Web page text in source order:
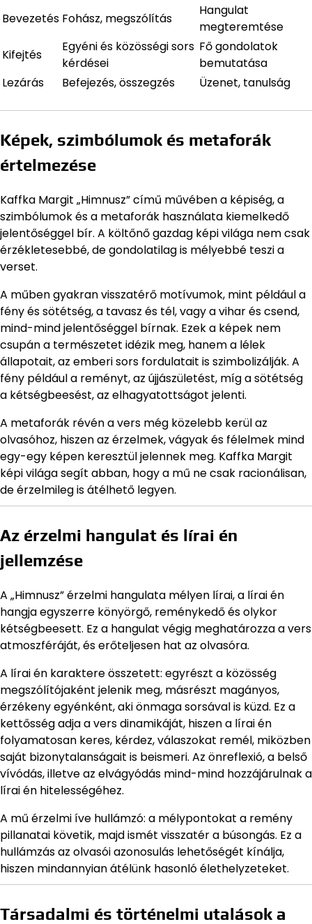
Bevezetés Fohász, megszólítás
Hangulat
megteremtése
Kifejtés
Egyéni és közösségi sors
kérdései
Fő gondolatok
bemutatása
Lezárás
Befejezés, összegzés Üzenet, tanulság
Képek, szimbólumok és metaforák
értelmezése
Kaffka Margit „Himnusz” című művében a képiség, a
szimbólumok és a metaforák használata kiemelkedő
jelentőséggel bír. A költőnő gazdag képi világa nem csak
érzékletesebbé, de gondolatilag is mélyebbé teszi a
verset.
A műben gyakran visszatérő motívumok, mint például a
fény és sötétség, a tavasz és tél, vagy a vihar és csend,
mind-mind jelentőséggel bírnak. Ezek a képek nem
csupán a természetet idézik meg, hanem a lélek
állapotait, az emberi sors fordulatait is szimbolizálják. A
fény például a reményt, az újjászületést, míg a sötétség
a kétségbeesést, az elhagyatottságot jelenti.
A metaforák révén a vers még közelebb kerül az
olvasóhoz, hiszen az érzelmek, vágyak és félelmek mind
egy-egy képen keresztül jelennek meg. Kaffka Margit
képi világa segít abban, hogy a mű ne csak racionálisan,
de érzelmileg is átélhető legyen.
Az érzelmi hangulat és lírai én
jellemzése
A „Himnusz” érzelmi hangulata mélyen lírai, a lírai én
hangja egyszerre könyörgő, reménykedő és olykor
kétségbeesett. Ez a hangulat végig meghatározza a vers
atmoszféráját, és erőteljesen hat az olvasóra.
A lírai én karaktere összetett: egyrészt a közösség
megszólítójaként jelenik meg, másrészt magányos,
érzékeny egyénként, aki önmaga sorsával is küzd. Ez a
kettősség adja a vers dinamikáját, hiszen a lírai én
folyamatosan keres, kérdez, válaszokat remél, miközben
saját bizonytalanságait is beismeri. Az önreflexió, a belső
vívódás, illetve az elvágyódás mind-mind hozzájárulnak a
lírai én hitelességéhez.
A mű érzelmi íve hullámzó: a mélypontokat a remény
pillanatai követik, majd ismét visszatér a búsongás. Ez a
hullámzás az olvasói azonosulás lehetőségét kínálja,
hiszen mindannyian átélünk hasonló élethelyzeteket.
Társadalmi és történelmi utalások a